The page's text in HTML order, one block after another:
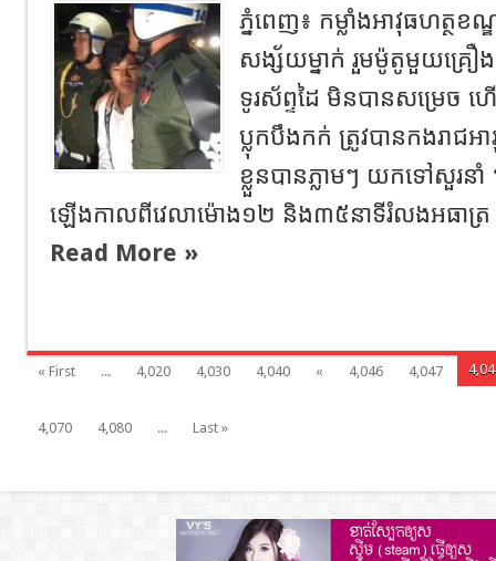
ភ្នំពេញ៖ កម្លាំងអាវុធហត្ថ
សង្ស័យម្នាក់ រួមម៉ូតូមួយគ្រឿង
ទូរស័ព្ទដៃ មិនបានសម្រេច
ប្លុកបឹងកក់ ត្រូវបានកងរាជ
ខ្លួនបានភ្លាមៗ យកទៅសួរន
ឡើងកាលពីវេលាម៉ោង១២ និង៣៥នាទីរំលងអធាត្
Read More »
« First ... 4,020 4,030 4,040 « 4,046 4,047
4,070 4,080 ... Last »